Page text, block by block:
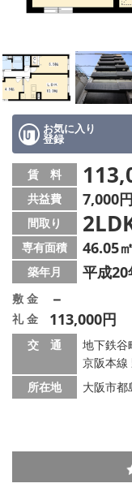
LINE公式アカウント
Instagram
店舗情報·アクセス
会社概要
メールでお問い合わ
お気に入り
登録
賃 料
共益費 7,000円
間取り
専有面積 46.05㎡
築年月 平成
敷 金 －
礼 金 113,000円
交 通
地下鉄谷
京阪本線
所在地
大阪市都